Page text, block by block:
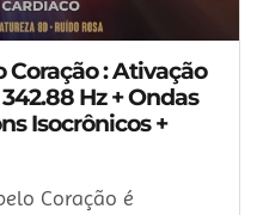
Coração : Ativação
Hz + Ondas
Isocrônicos +
Coração é